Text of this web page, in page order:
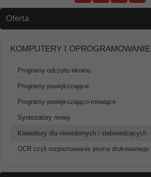
Oferta
KOMPUTERY I OPROGRAMOWANIE
Programy odczytu ekranu
Programy powiększające
Programy powiększająco-mówiące
Syntezatory mowy
Klawiatury dla niewidomych i słabowidzących
OCR czyli rozpoznawanie pisma drukowanego